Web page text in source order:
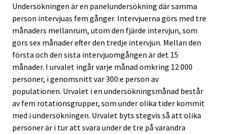
Undersökningen är en panelundersökning där samma
person intervjuas fem gånger. Intervjuerna görs med tre
månaders mellanrum, utom den fjärde intervjun, som
görs sex månader efter den tredje intervjun. Mellan den
första och den sista intervjuomgången är det 15
månader. I urvalet ingår varje månad omkring 12 000
personer, i genomsnitt var 300:e person av
populationen. Urvalet i en undersökningsmånad består
av fem rotationsgrupper, som under olika tider kommit
med i undersökningen. Urvalet byts stegvis så att olika
personer är i tur att svara under de tre på varandra